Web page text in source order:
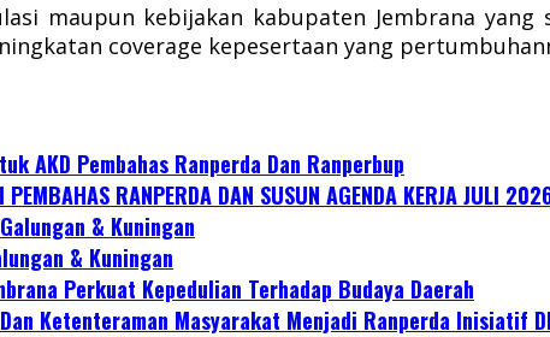
maupun kebijakan kabupaten Jembrana
coverage kepesertaan yang
AKD Pembahas Ranperda Dan Ranperbup
RANPERDA DAN SUSUN AGENDA KERJA JULI
& Kuningan
& Kuningan
Perkuat Kepedulian Terhadap Budaya Daerah
Ketenteraman Masyarakat Menjadi Ranperda Inisiatif